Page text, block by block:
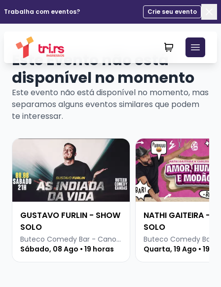
Trabalha com eventos?
Crie seu evento
Este Evento não está
disponível no momento
Este evento não está disponível no momento, mas
separamos alguns eventos similares que podem
te interessar.
Veja mais sobre GUSTAVO FURLIN - SHOW SOLO
GUSTAVO FURLIN - SHOW
SOLO
Buteco Comedy Bar - Canoas
Sábado, 08 Ago • 19 horas
Veja mais sobre
NATHI GAITEIRA -
SOLO
Quarta, 19 Ago • 19